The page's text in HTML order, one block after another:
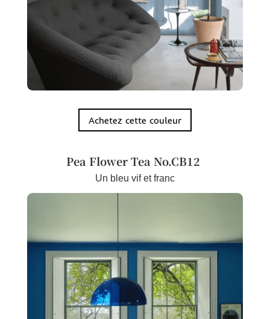
Achetez cette couleur
Pea Flower Tea No.CB12
Un bleu vif et franc